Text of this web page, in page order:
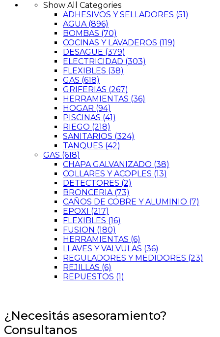
Show All Categories
ADHESIVOS Y SELLADORES (51)
AGUA (896)
BOMBAS (70)
COCINAS Y LAVADEROS (119)
DESAGUE (379)
ELECTRICIDAD (303)
FLEXIBLES (38)
GAS (618)
GRIFERIAS (267)
HERRAMIENTAS (36)
HOGAR (94)
PISCINAS (41)
RIEGO (218)
SANITARIOS (324)
TANQUES (42)
GAS (618)
CHAPA GALVANIZADO (38)
COLLARES Y ACOPLES (13)
DETECTORES (2)
BRONCERIA (73)
CAÑOS DE COBRE Y ALUMINIO (7)
EPOXI (217)
FLEXIBLES (16)
FUSION (180)
HERRAMIENTAS (6)
LLAVES Y VALVULAS (36)
REGULADORES Y MEDIDORES (23)
REJILLAS (6)
REPUESTOS (1)
¿Necesitás asesoramiento?
Consultanos